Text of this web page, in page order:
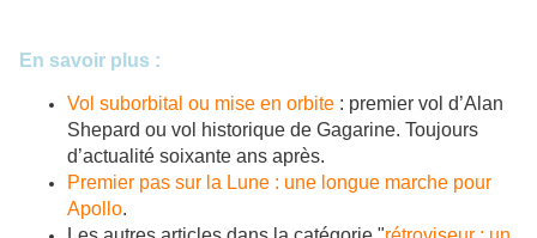
En savoir plus :
Vol suborbital ou mise en orbite : premier vol d’Alan
Shepard ou vol historique de Gagarine. Toujours
d’actualité soixante ans après.
Premier pas sur la Lune : une longue marche pour
Apollo.